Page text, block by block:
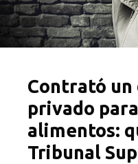
Contrató
privado
alimentos:
Tribunal